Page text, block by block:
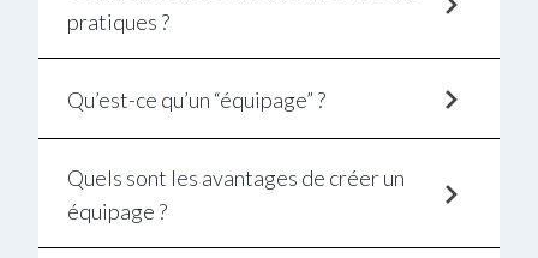
pratiques ?
Qu’est-ce qu’un “équipage” ?
Quels sont les avantages de créer un
équipage ?